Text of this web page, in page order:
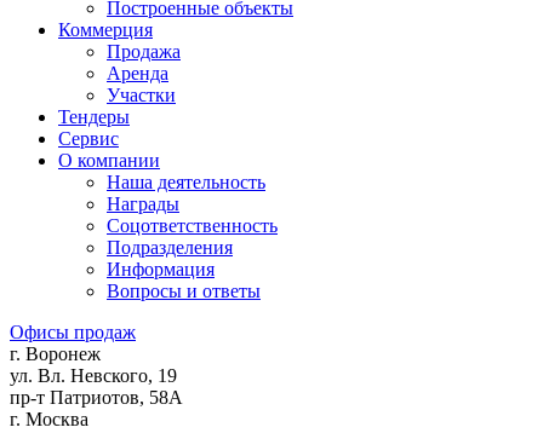
Построенные объекты
Коммерция
Продажа
Аренда
Участки
Тендеры
Сервис
О компании
Наша деятельность
Награды
Соцответственность
Подразделения
Информация
Вопросы и ответы
Офисы продаж
г. Воронеж
ул. Вл. Невского, 19
пр-т Патриотов, 58А
г. Москва